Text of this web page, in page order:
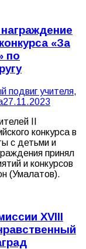
«За
по
подвиг учителя,
27.11.2023
II
конкурса в
с детьми и
принял
и конкурсов
(Умалатов).
XVIII